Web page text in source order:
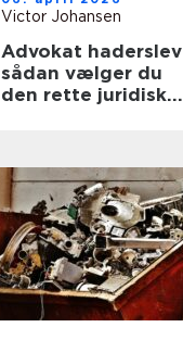
Victor Johansen
Advokat haderslev
sådan vælger du
den rette juridiske